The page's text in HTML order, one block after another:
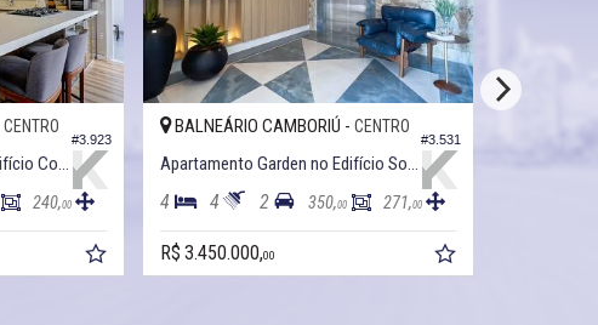
#3.923
CENTRO
Apartamento Garden no Edifício Cote D´ Azur
240,00
#3.531
BALNEÁRIO CAMBORIÚ - CENTRO
Apartamento Garden no Edifício Solar Di Capri
4 4 2 350,00 271,00
R$ 3.450.000,00